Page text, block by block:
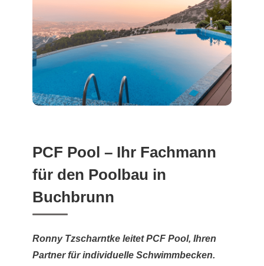
PCF Pool – Ihr Fachmann
für den Poolbau in
Buchbrunn
Ronny Tzscharntke leitet PCF Pool, Ihren
Partner für individuelle Schwimmbecken.